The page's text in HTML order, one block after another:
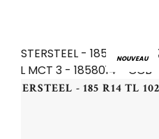
NOUVEAU